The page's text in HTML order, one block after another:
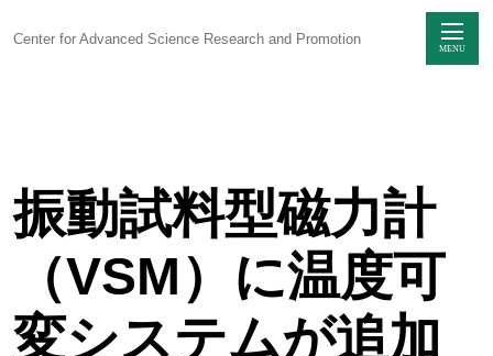
Center for Advanced Science Research and Promotion
MENU
センターについて
感染制御研究ユニット
生命科学動物実験ユニット
振動試料型磁力計
（VSM）に温度可
変システムが追加